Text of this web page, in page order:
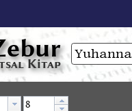
Kitap